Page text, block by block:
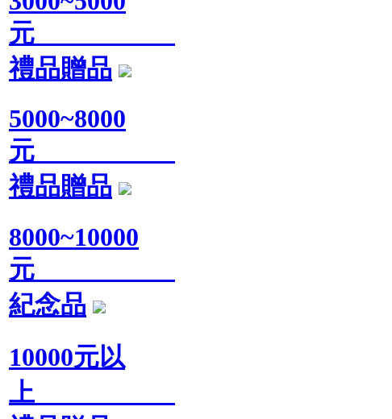
元
禮品贈品
5000~8000
元
禮品贈品
8000~10000
元
紀念品
10000元以
上